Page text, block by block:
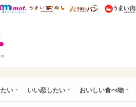
ウレぴあ総研 ディズニー特集
mimot. うまいめし うまいパン
い いい恋したい おいしい食べ物